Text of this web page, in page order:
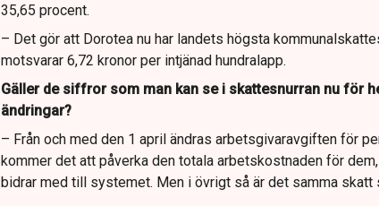
35,65 procent.
– Det gör att Dorotea nu har landets högsta
motsvarar 6,72 kronor per intjänad hundralapp.
Gäller de siffror som man kan se i skattesnurran nu för
ändringar?
– Från och med den 1 april ändras arbetsgivaravgiften för
kommer det att påverka den totala arbetskostnaden för
bidrar med till systemet. Men i övrigt så är det samma skatt